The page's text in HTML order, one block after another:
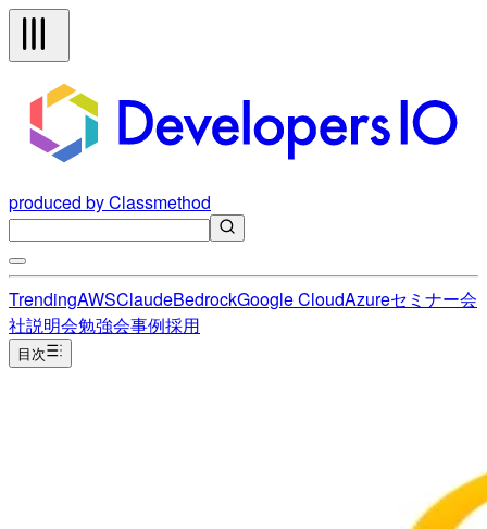
produced by Classmethod
TrendingAWSClaudeBedrockGoogle CloudAzureセミナー会
社説明会勉強会事例採用
目次